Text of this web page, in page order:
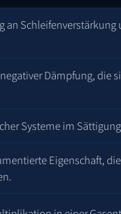
an Schleifenverstärkung
Dämpfung, die
Systeme im
Eigenschaft,